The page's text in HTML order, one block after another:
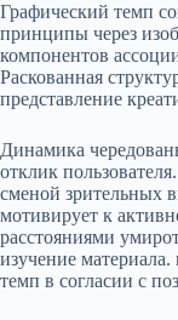
Графический темп
принципы через
компонентов
Раскованная
представление
Динамика
отклик
сменой зрительных
мотивирует к
расстояниями
изучение
темп в согласии с